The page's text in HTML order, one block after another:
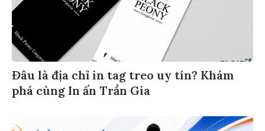
Đâu là địa chỉ in tag treo uy tín? Khám
phá cùng In ấn Trần Gia